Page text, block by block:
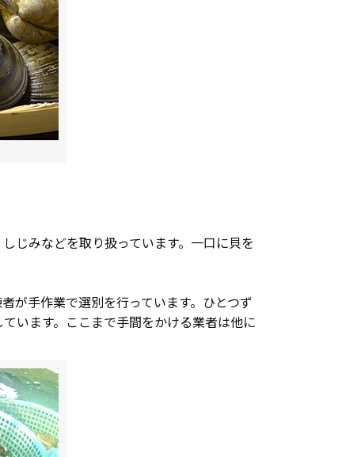
じみなどを取り扱っています。一口に貝を
が手作業で選別を行っています。ひとつず
います。ここまで手間をかける業者は他に